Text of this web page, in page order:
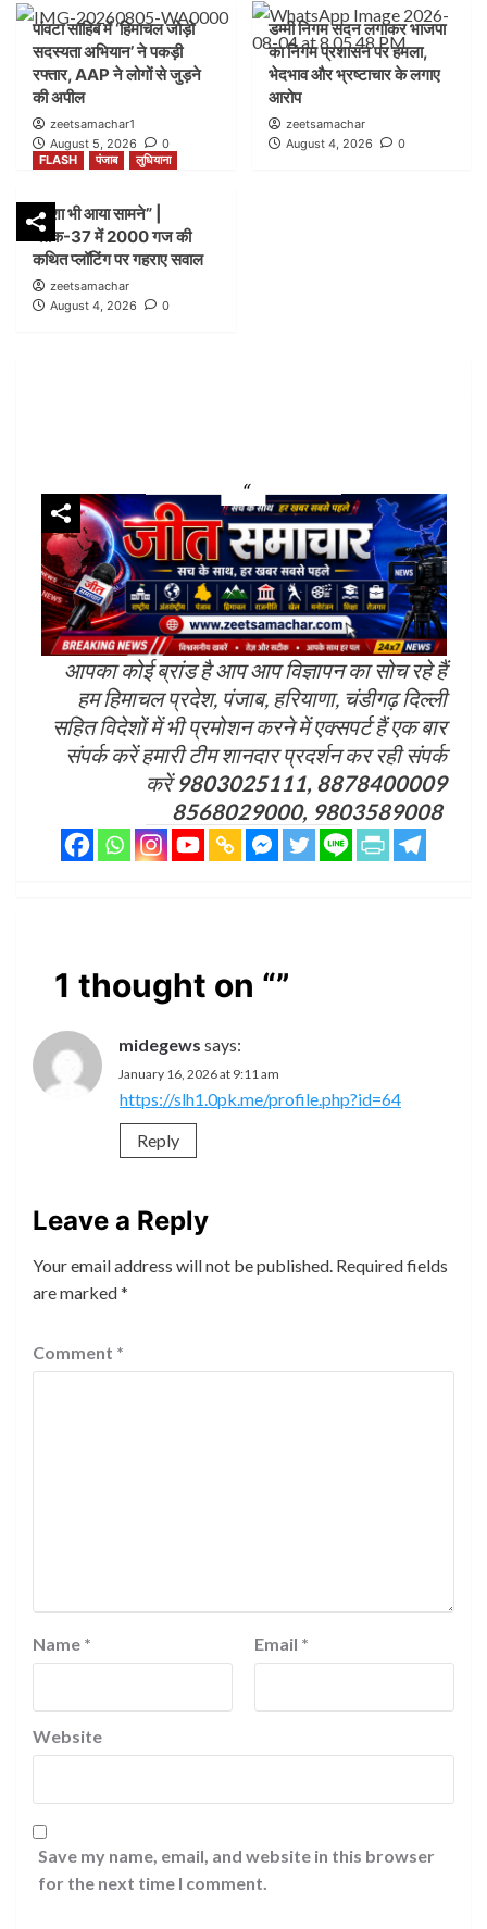
2
FLASH पंजाब लुधियाना
शिकायत के बाद भी लग गया शटर” |नगर निगम बिल्डिंग ब्रांच
जोन-सी ब्लॉक-21 में कार्रवाई पर उठे सवाल
FLASH
पांवटा साहिब में ‘हिमाचल जोड़ो सदस्यता अभियान’ ने पकड़ी
रफ्तार, AAP ने लोगों से जुड़ने की अपील
4
FLASH
डम्मी निगम सदन लगाकर भाजपा का निगम प्रशासन पर हमला,
भेदभाव और भ्रष्टाचार के लगाए आरोप
पांवटा साहिब में ‘हिमाचल जोड़ो
सदस्यता अभियान’ ने पकड़ी
रफ्तार, AAP ने लोगों से जुड़ने
की अपील
zeetsamachar1
August 5, 2026
0
डम्मी निगम सदन लगाकर भाजपा
का निगम प्रशासन पर हमला,
भेदभाव और भ्रष्टाचार के लगाए
आरोप
zeetsamachar
August 4, 2026
0
FLASH
पंजाब लुधियाना
नक्शा भी आया सामने” |
ब्लॉक-37 में 2000 गज की
कथित प्लॉटिंग पर गहराए सवाल
zeetsamachar
August 4, 2026
0
आपका कोई ब्रांड है आप आप विज्ञापन का सोच रहे हैं
हम हिमाचल प्रदेश, पंजाब, हरियाणा, चंडीगढ़ दिल्ली
सहित विदेशों में भी प्रमोशन करने में एक्सपर्ट हैं एक बार
संपर्क करें हमारी टीम शानदार प्रदर्शन कर रही संपर्क
करें9803025111, 8878400009
8568029000, 9803589008
1 thought on “”
midegews says:
January 16, 2026 at 9:11 am
https://slh1.0pk.me/profile.php?id=64
Reply
Leave a Reply
Your email address will not be published. Required fields
are marked*
Comment *
Name * Email *
Website
Save my name, email, and website in this browser
for the next time I comment.